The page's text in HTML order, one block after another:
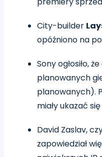
City-builder
opóźniono na
Sony ogłosiło,
planowanych
planowanych).
miały ukazać
David Zaslav,
zapowiedział